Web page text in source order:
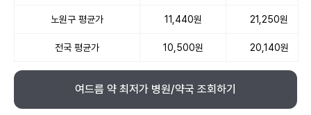
노원구 평균가 11,440원 21,250원
전국 평균가 10,500원 20,140원
여드름 약 최저가 병원/약국 조회하기